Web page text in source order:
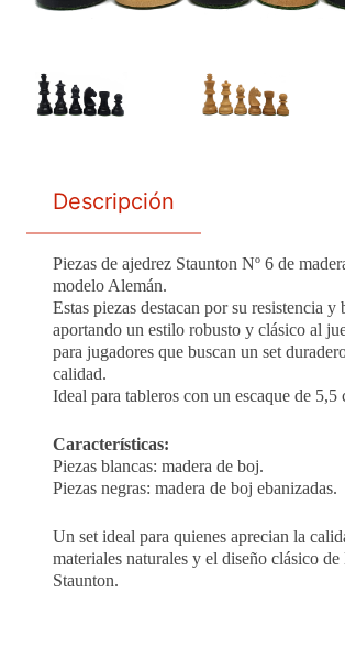
Descripción
Piezas de ajedrez Staunton Nº 6 de
modelo Alemán.
Estas piezas destacan por su resistencia y
aportando un estilo robusto y clásico al
para jugadores que buscan un set
calidad.
Ideal para tableros con un escaque de 5,5
Características:
Piezas blancas: madera de boj.
Piezas negras: madera de boj ebanizadas.
Un set ideal para quienes aprecian la
materiales naturales y el diseño clásico de
Staunton.